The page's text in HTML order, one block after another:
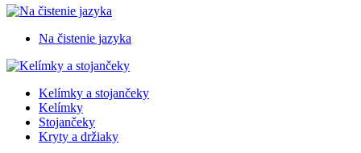
Na čistenie jazyka
Kelímky a stojančeky
Kelímky
Stojančeky
Kryty a držiaky